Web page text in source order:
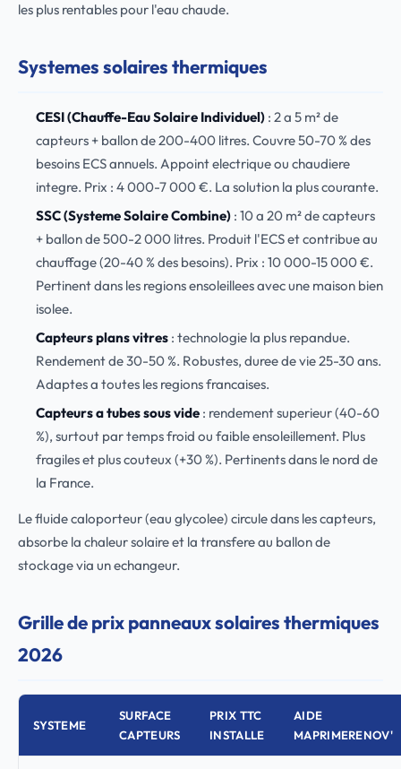
les plus rentables pour l'eau chaude.
Systemes solaires thermiques
CESI (Chauffe-Eau Solaire Individuel): 2 a 5 m² de
capteurs + ballon de 200-400 litres. Couvre 50-70 % des
besoins ECS annuels. Appoint electrique ou chaudiere
integre. Prix : 4 000-7 000 €. La solution la plus courante.
SSC (Systeme Solaire Combine): 10 a 20 m² de capteurs
+ ballon de 500-2 000 litres. Produit l'ECS et contribue au
chauffage (20-40 % des besoins). Prix : 10 000-15 000 €.
Pertinent dans les regions ensoleillees avec une maison bien
isolee.
Capteurs plans vitres: technologie la plus repandue.
Rendement de 30-50 %. Robustes, duree de vie 25-30 ans.
Adaptes a toutes les regions francaises.
Capteurs a tubes sous vide: rendement superieur (40-60
%), surtout par temps froid ou faible ensoleillement. Plus
fragiles et plus couteux (+30 %). Pertinents dans le nord de
la France.
Le fluide caloporteur (eau glycolee) circule dans les capteurs,
absorbe la chaleur solaire et la transfere au ballon de
stockage via un echangeur.
Grille de prix panneaux solaires thermiques
2026
SYSTEME
SURFACE
CAPTEURS
PRIX TTC
INSTALLE
AIDE
MAPRIMERENOV'